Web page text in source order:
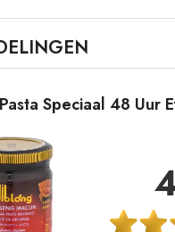
Speciaal 48 Uur